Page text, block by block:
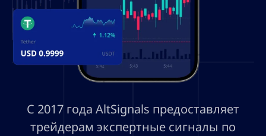
С 2017 года AltSignals предоставляет
трейдерам экспертные сигналы по